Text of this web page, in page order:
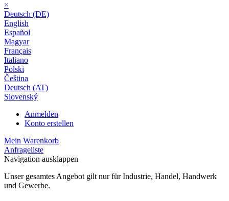
×
Deutsch (DE)
English
Español
Magyar
Français
Italiano
Polski
Čeština
Deutsch (AT)
Slovenský
Anmelden
Konto erstellen
Mein Warenkorb
Anfrageliste
Navigation ausklappen
Unser gesamtes Angebot gilt nur für Industrie, Handel, Handwerk
und Gewerbe.